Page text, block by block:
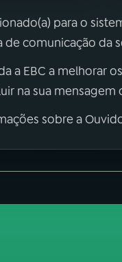
para o
de comunicação da
a EBC a melhorar
na sua
sobre a